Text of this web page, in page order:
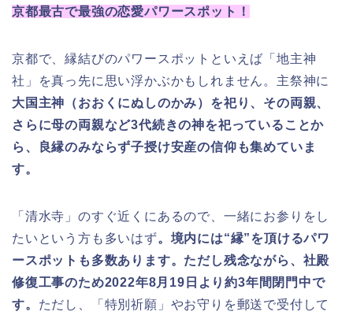
京都最古で最強の恋愛パワースポット！
京都で、縁結びのパワースポットといえば「地主神
社」を真っ先に思い浮かぶかもしれません。主祭神に
大国主神（おおくにぬしのかみ）を祀り、その両親、
さらに母の両親など3代続きの神を祀っていることか
ら、良縁のみならず子授け安産の信仰も集めていま
す。
「清水寺」のすぐ近くにあるので、一緒にお参りをし
たいという方も多いはず。境内には“縁”を頂けるパワ
ースポットも多数あります。ただし残念ながら、社殿
修復工事のため2022年8月19日より約3年間閉門中で
す。 ただし、「特別祈願」やお守りを郵送で受付して